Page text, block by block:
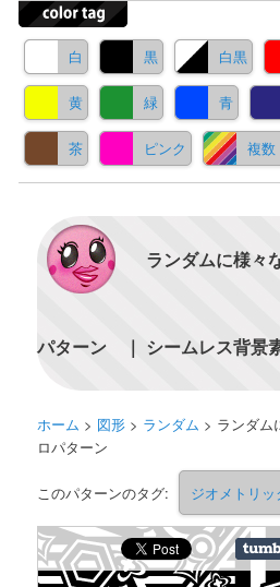
白 黒 白黒
黄 緑 青
茶 ピンク 複数
ランダムに様々
パターン ｜ シームレス背景
ホーム > 図形 > ランダム > ランダム
ロパターン
このパターンのタグ: ジオメトリッ